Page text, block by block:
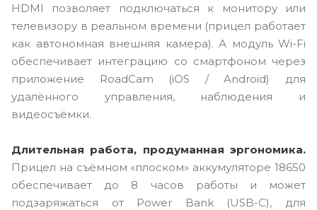
HDMI позволяет подключаться к монитору или
телевизору в реальном времени (прицел работает
как автономная внешняя камера). А модуль Wi-Fi
обеспечивает интеграцию со смартфоном через
приложение RoadCam (iOS /Android) для
удалённого управления, наблюдения и
видеосъёмки.
Длительная работа, продуманная эргономика.
Прицел на съёмном «плоском» аккумуляторе 18650
обеспечивает до 8 часов работы и может
подзаряжаться от Power Bank (USB-C), для